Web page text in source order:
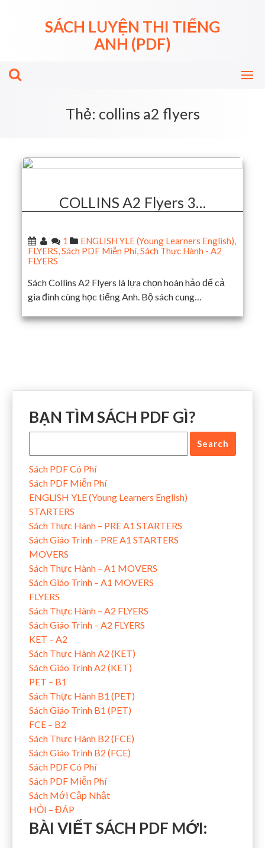
SÁCH LUYỆN THI TIẾNG
ANH (PDF)
Thẻ: collins a2 flyers
COLLINS A2 Flyers 3…
1 ENGLISH YLE (Young Learners English),
FLYERS,Sách PDF Miễn Phí,Sách Thực Hành - A2
FLYERS
Sách Collins A2 Flyers là lựa chọn hoàn hảo để cả
gia đình cùng học tiếng Anh. Bộ sách cung…
BẠN TÌM SÁCH PDF GÌ?
Sách PDF Có Phí
Sách PDF Miễn Phí
ENGLISH YLE (Young Learners English)
STARTERS
Sách Thực Hành – PRE A1 STARTERS
Sách Giáo Trình – PRE A1 STARTERS
MOVERS
Sách Thực Hành – A1 MOVERS
Sách Giáo Trình – A1 MOVERS
FLYERS
Sách Thực Hành – A2 FLYERS
Sách Giáo Trình – A2 FLYERS
KET – A2
Sách Thực Hành A2 (KET)
Sách Giáo Trình A2 (KET)
PET – B1
Sách Thực Hành B1 (PET)
Sách Giáo Trình B1 (PET)
FCE – B2
Sách Thực Hành B2 (FCE)
Sách Giáo Trình B2 (FCE)
Sách PDF Có Phí
Sách PDF Miễn Phí
Sách Mới Cập Nhật
HỎI – ĐÁP
BÀI VIẾT SÁCH PDF MỚI: